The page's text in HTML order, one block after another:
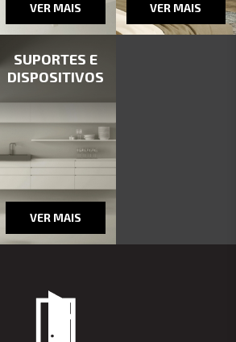
VER MAIS VER MAIS
SUPORTES E
DISPOSITIVOS
VER MAIS